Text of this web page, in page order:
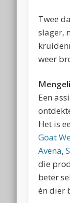
Twee
slager,
weer
Een
Het is
Goat
Avena,
die
beter
én dier